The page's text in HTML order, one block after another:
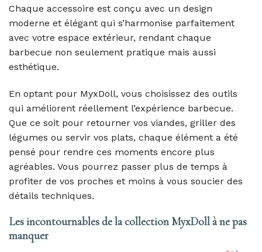
Chaque accessoire est conçu avec un design
moderne et élégant qui s’harmonise parfaitement
avec votre espace extérieur, rendant chaque
barbecue non seulement pratique mais aussi
esthétique.
En optant pour MyxDoll, vous choisissez des outils
qui améliorent réellement l’expérience barbecue.
Que ce soit pour retourner vos viandes, griller des
légumes ou servir vos plats, chaque élément a été
pensé pour rendre ces moments encore plus
agréables. Vous pourrez passer plus de temps à
profiter de vos proches et moins à vous soucier des
détails techniques.
Les incontournables de la collection MyxDoll à ne pas
manquer